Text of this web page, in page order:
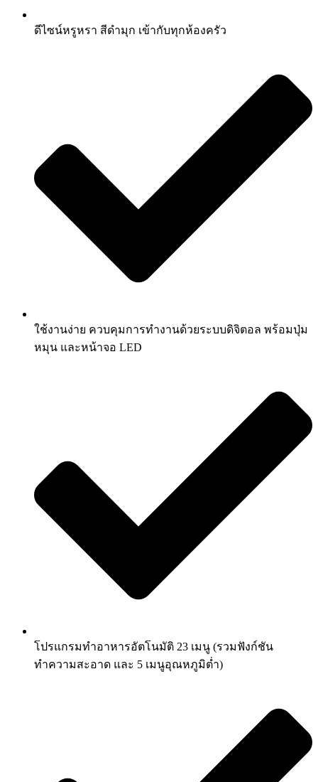
ดีไซน์หรูหรา สีดำมุก เข้ากับทุกห้องครัว
ใช้งานง่าย ควบคุมการทำงานด้วยระบบดิจิตอล พร้อมปุ่ม
หมุน และหน้าจอ LED
โปรแกรมทำอาหารอัตโนมัติ 23 เมนู (รวมฟังก์ชัน
ทำความสะอาด และ 5 เมนูอุณหภูมิต่ำ)